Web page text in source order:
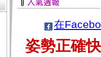
在
姿勢正確